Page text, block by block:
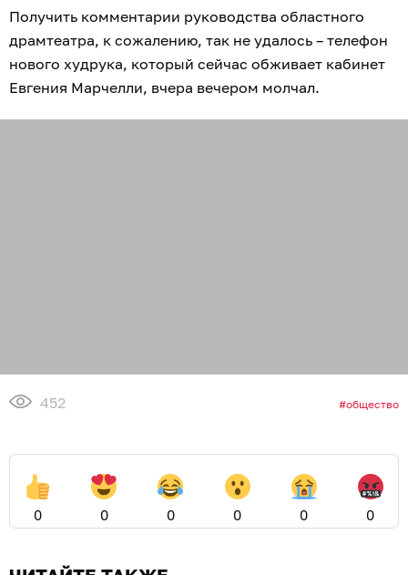
Получить комментарии руководства областного
драмтеатра, к сожалению, так не удалось – телефон
нового худрука, который сейчас обживает кабинет
Евгения Марчелли, вчера вечером молчал.
452 общество
0 0 0 0 0 0